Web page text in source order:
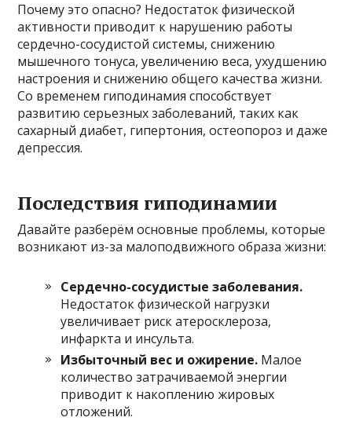
Почему это опасно? Недостаток физической
активности приводит к нарушению работы
сердечно-сосудистой системы, снижению
мышечного тонуса, увеличению веса, ухудшению
настроения и снижению общего качества жизни.
Со временем гиподинамия способствует
развитию серьезных заболеваний, таких как
сахарный диабет, гипертония, остеопороз и даже
депрессия.
Последствия гиподинамии
Давайте разберём основные проблемы, которые
возникают из-за малоподвижного образа жизни:
Сердечно-сосудистые заболевания.
Недостаток физической нагрузки
увеличивает риск атеросклероза,
инфаркта и инсульта.
Избыточный вес и ожирение. Малое
количество затрачиваемой энергии
приводит к накоплению жировых
отложений.